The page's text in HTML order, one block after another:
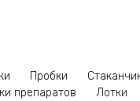
Пробки
препаратов Лотки